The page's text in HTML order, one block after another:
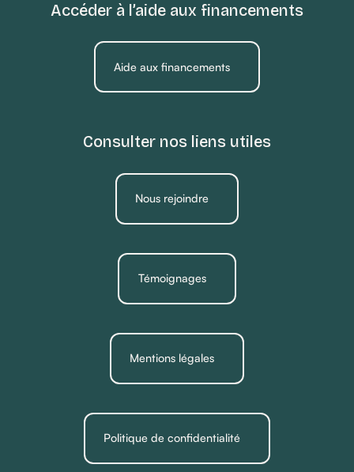
Accéder à l’aide aux financements
Aide aux financements
Consulter nos liens utiles
Nous rejoindre
Témoignages
Mentions légales
Politique de confidentialité